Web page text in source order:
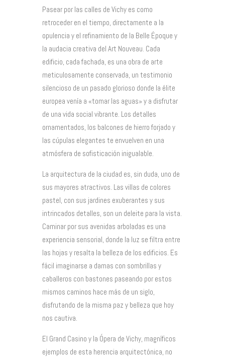
Pasear por las calles de Vichy es como
retroceder en el tiempo, directamente a la
opulencia y el refinamiento de la Belle Époque y
la audacia creativa del Art Nouveau. Cada
edificio, cada fachada, es una obra de arte
meticulosamente conservada, un testimonio
silencioso de un pasado glorioso donde la élite
europea venía a «tomar las aguas» y a disfrutar
de una vida social vibrante. Los detalles
ornamentados, los balcones de hierro forjado y
las cúpulas elegantes te envuelven en una
atmósfera de sofisticación inigualable.
La arquitectura de la ciudad es, sin duda, uno de
sus mayores atractivos. Las villas de colores
pastel, con sus jardines exuberantes y sus
intrincados detalles, son un deleite para la vista.
Caminar por sus avenidas arboladas es una
experiencia sensorial, donde la luz se filtra entre
las hojas y resalta la belleza de los edificios. Es
fácil imaginarse a damas con sombrillas y
caballeros con bastones paseando por estos
mismos caminos hace más de un siglo,
disfrutando de la misma paz y belleza que hoy
nos cautiva.
El Grand Casino y la Ópera de Vichy, magníficos
ejemplos de esta herencia arquitectónica, no